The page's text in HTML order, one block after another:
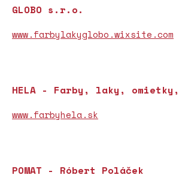
GLOBO s.r.o.
www.farbylakyglobo.wixsite.com
HELA - Farby, laky,
www.farbyhela.sk
POMAT - Róbert Poláček